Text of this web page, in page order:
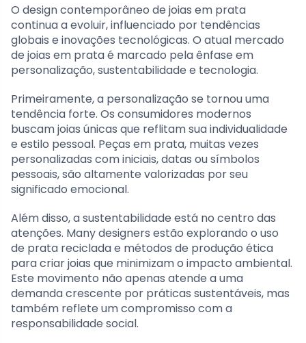
O design contemporâneo de joias em prata
continua a evoluir, influenciado por tendências
globais e inovações tecnológicas. O atual mercado
de joias em prata é marcado pela ênfase em
personalização, sustentabilidade e tecnologia.
Primeiramente, a personalização se tornou uma
tendência forte. Os consumidores modernos
buscam joias únicas que reflitam sua individualidade
e estilo pessoal. Peças em prata, muitas vezes
personalizadas com iniciais, datas ou símbolos
pessoais, são altamente valorizadas por seu
significado emocional.
Além disso, a sustentabilidade está no centro das
atenções. Many designers estão explorando o uso
de prata reciclada e métodos de produção ética
para criar joias que minimizam o impacto ambiental.
Este movimento não apenas atende a uma
demanda crescente por práticas sustentáveis, mas
também reflete um compromisso com a
responsabilidade social.